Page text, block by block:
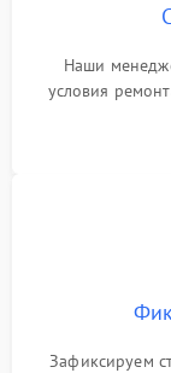
Наши
условия
Зафиксируем